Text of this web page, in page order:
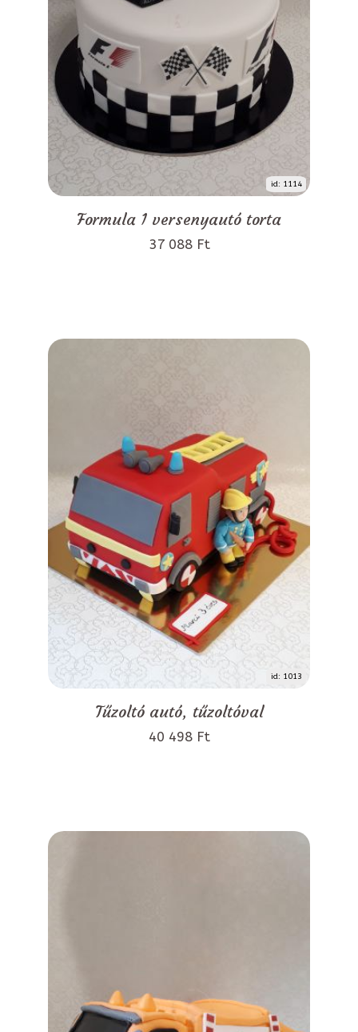
id: 1114
Formula 1 versenyautó torta
37 088 Ft
id: 1013
Tűzoltó autó, tűzoltóval
40 498 Ft